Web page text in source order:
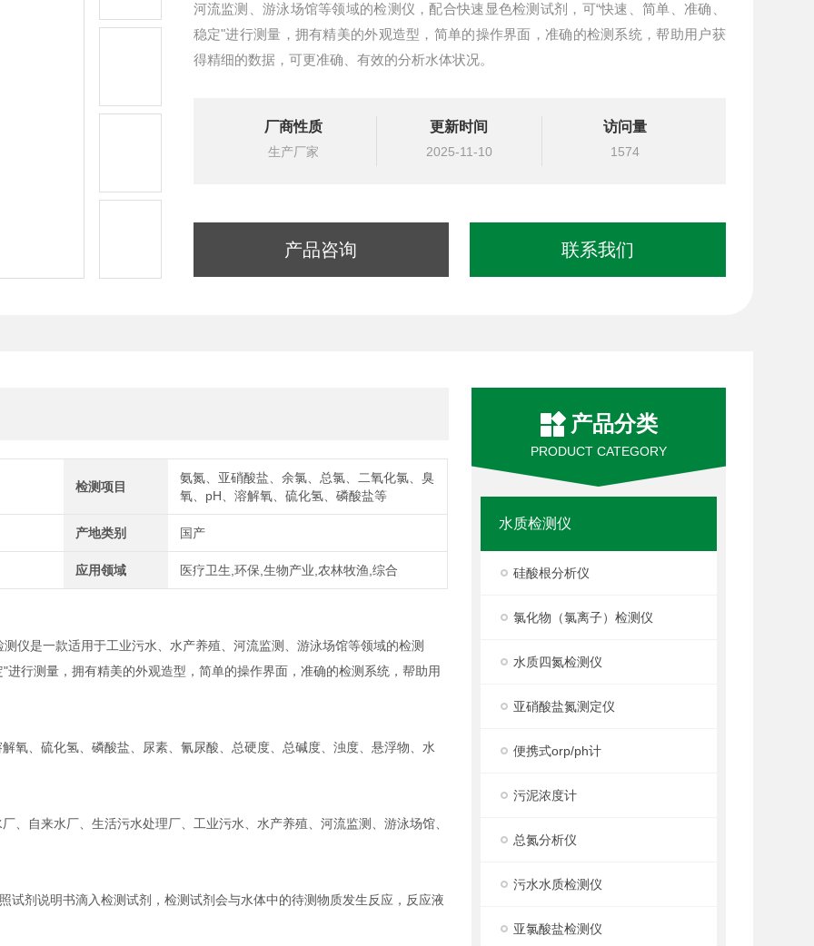
河流监测、游泳场馆等领域的检测仪，配合快速显色检测试剂，可“快速、简单、准确、
稳定"进行测量，拥有精美的外观造型，简单的操作界面，准确的检测系统，帮助用户获
得精细的数据，可更准确、有效的分析水体状况。
厂商性质
生产厂家
更新时间
2025-11-10
访问量
1574
产品咨询 联系我们
产品分类
PRODUCT CATEGORY
水质检测仪
硅酸根分析仪
氯化物（氯离子）检测仪
水质四氮检测仪
亚硝酸盐氮测定仪
便携式orp/ph计
污泥浓度计
总氮分析仪
污水水质检测仪
亚氯酸盐检测仪
检测项目
氨氮、亚硝酸盐、余氯、总氯、二氧化氯、臭
氧、pH、溶解氧、硫化氢、磷酸盐等
产地类别 国产
应用领域 医疗卫生,环保,生物产业,农林牧渔,综合
仪是一款适用于工业污水、水产养殖、河流监测、游泳场馆等领域的检测
行测量，拥有精美的外观造型，简单的操作界面，准确的检测系统，帮助用
氧、硫化氢、磷酸盐、尿素、氰尿酸、总硬度、总碱度、浊度、悬浮物、水
、自来水厂、生活污水处理厂、工业污水、水产养殖、河流监测、游泳场馆、
试剂说明书滴入检测试剂，检测试剂会与水体中的待测物质发生反应，反应液